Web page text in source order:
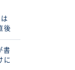
後
書
に